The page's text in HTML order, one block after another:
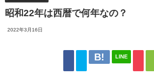
昭和22年は西暦で何年なの？
2022年3月16日
LINE